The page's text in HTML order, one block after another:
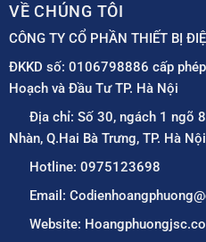
VỀ CHÚNG TÔI
CÔNG TY CỔ PHẦN THIẾT BỊ
ĐKKD số: 0106798886 cấp
Hoạch và Đầu Tư TP. Hà Nội
Địa chỉ: Số 30, ngách 1 ngõ
Nhàn, Q.Hai Bà Trưng, TP. Hà Nội
Hotline: 0975123698
Email:
Website: